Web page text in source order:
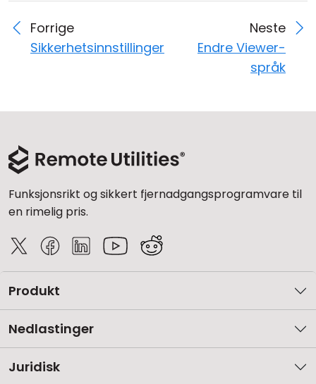
Forrige
Sikkerhetsinnstillinger
Neste
Endre Viewer-
språk
Funksjonsrikt og sikkert fjernadgangsprogramvare til
en rimelig pris.
Produkt
Nedlastinger
Juridisk